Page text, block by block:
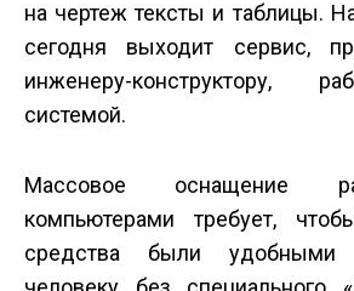
на чертеж тексты и таблицы.
сегодня выходит сервис,
инженеру-конструктору,
системой.
Массовое оснащение
компьютерами требует,
средства были